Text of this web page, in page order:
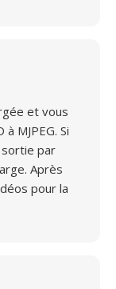
et vous
MJPEG. Si
par
Après
pour la